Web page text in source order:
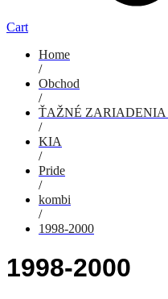
Cart
Home
/
Obchod
/
ŤAŽNÉ
/
KIA
/
Pride
/
kombi
/
1998-2000
1998-2000